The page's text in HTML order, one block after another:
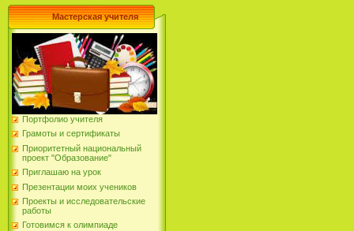
Мастерская учителя
Портфолио учителя
Грамоты и сертификаты
Приоритетный национальный
проект "Образование"
Приглашаю на урок
Презентации моих учеников
Проекты и исследовательские
работы
Готовимся к олимпиаде